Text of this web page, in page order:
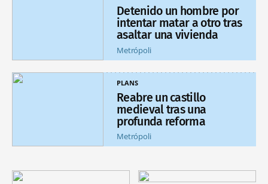
Detenido un hombre por
intentar matar a otro tras
asaltar una vivienda
Metrópoli
PLANS
Reabre un castillo
medieval tras una
profunda reforma
Metrópoli